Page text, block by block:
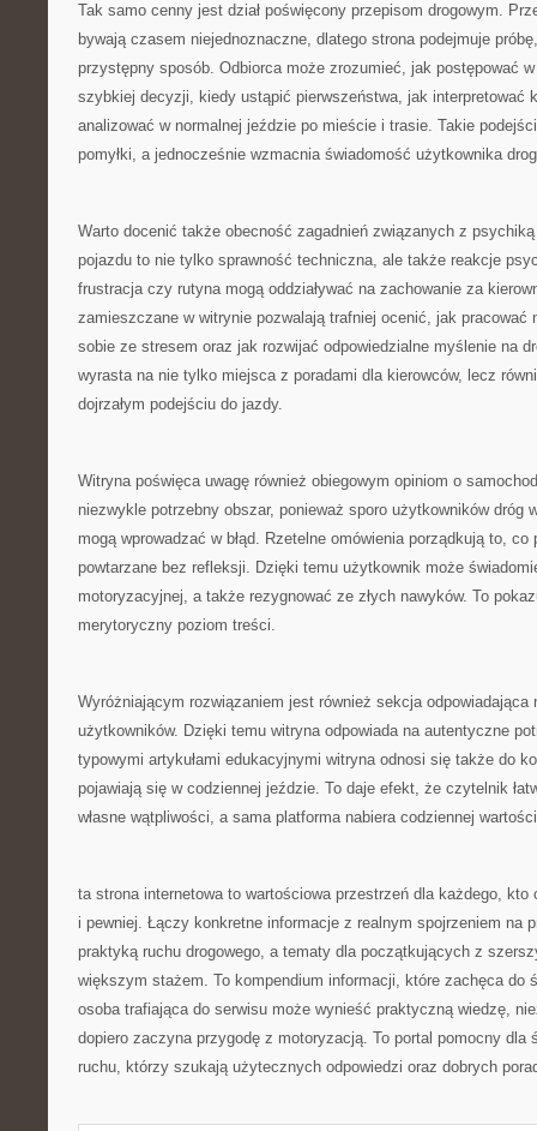
Tak samo cenny jest dział poświęcony przepisom drogowym.
bywają czasem niejednoznaczne, dlatego strona podejmuje
przystępny sposób. Odbiorca może zrozumieć, jak postępować
szybkiej decyzji, kiedy ustąpić pierwszeństwa, jak interpretować
analizować w normalnej jeździe po mieście i trasie. Takie
pomyłki, a jednocześnie wzmacnia świadomość użytkownika
Warto docenić także obecność zagadnień związanych z
pojazdu to nie tylko sprawność techniczna, ale także reakcje
frustracja czy rutyna mogą oddziaływać na zachowanie za
zamieszczane w witrynie pozwalają trafniej ocenić, jak pracować
sobie ze stresem oraz jak rozwijać odpowiedzialne myślenie na
wyrasta na nie tylko miejsca z poradami dla kierowców, lecz
dojrzałym podejściu do jazdy.
Witryna poświęca uwagę również obiegowym opiniom o
niezwykle potrzebny obszar, ponieważ sporo użytkowników dróg
mogą wprowadzać w błąd. Rzetelne omówienia porządkują to,
powtarzane bez refleksji. Dzięki temu użytkownik może
motoryzacyjnej, a także rezygnować ze złych nawyków. To
merytoryczny poziom treści.
Wyróżniającym rozwiązaniem jest również sekcja odpowiadająca
użytkowników. Dzięki temu witryna odpowiada na autentyczne
typowymi artykułami edukacyjnymi witryna odnosi się także do
pojawiają się w codziennej jeździe. To daje efekt, że czytelnik
własne wątpliwości, a sama platforma nabiera codziennej
ta strona internetowa to wartościowa przestrzeń dla każdego, kto
i pewniej. Łączy konkretne informacje z realnym spojrzeniem na
praktyką ruchu drogowego, a tematy dla początkujących z
większym stażem. To kompendium informacji, które zachęca do
osoba trafiająca do serwisu może wynieść praktyczną wiedzę,
dopiero zaczyna przygodę z motoryzacją. To portal pomocny dla
ruchu, którzy szukają użytecznych odpowiedzi oraz dobrych